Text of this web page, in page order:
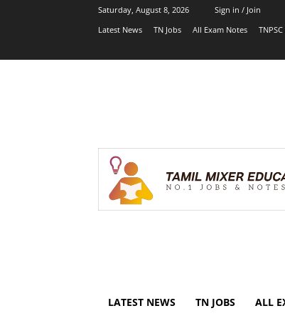
Saturday, August 8, 2026
Sign in / Join
Latest News
TN Jobs All Exam Notes
LATEST NEWS TN JOBS ALL